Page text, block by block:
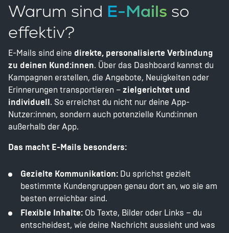
Warum sind E-Mails so
effektiv?
E-Mails sind eine direkte, personalisierte Verbindung
zu deinen Kund:innen. Über das Dashboard kannst du
Kampagnen erstellen, die Angebote, Neuigkeiten oder
Erinnerungen transportieren – zielgerichtet und
individuell . So erreichst du nicht nur deine App-
Nutzer:innen, sondern auch potenzielle Kund:innen
außerhalb der App.
Das macht E-Mails besonders:
Gezielte Kommunikation: Du sprichst gezielt
bestimmte Kundengruppen genau dort an, wo sie am
besten erreichbar sind.
Flexible Inhalte: Ob Texte, Bilder oder Links – du
entscheidest, wie deine Nachricht aussieht und was